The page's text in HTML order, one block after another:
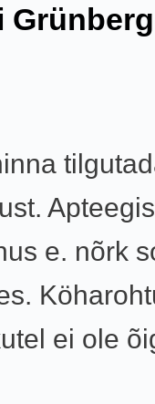
Grünberg
e. nõrk
ei ole